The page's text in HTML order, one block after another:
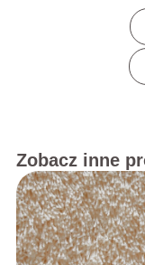
Zobacz inne